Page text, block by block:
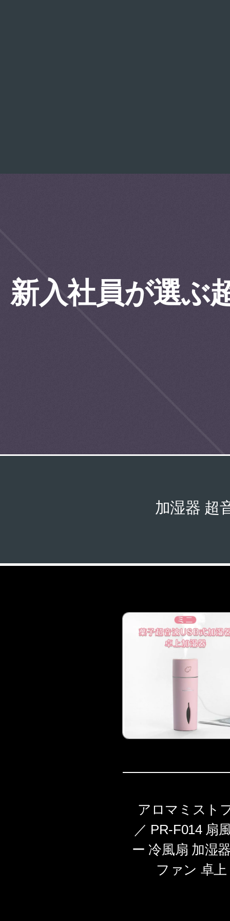
新入社員が選ぶ
加湿器 超
アロマミスト
／ PR-F014 扇
ー 冷風扇 加湿
ファン 卓